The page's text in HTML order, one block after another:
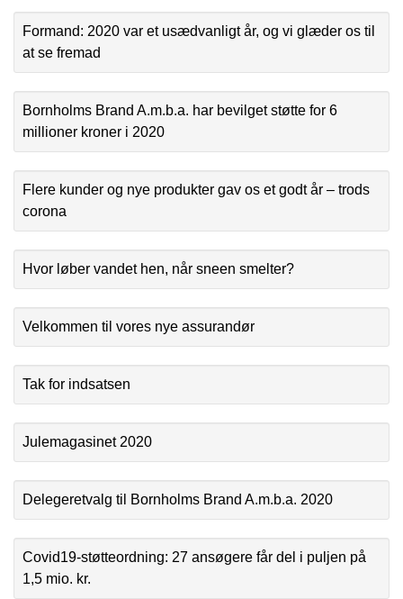
Formand: 2020 var et usædvanligt år, og vi glæder os til
at se fremad
Bornholms Brand A.m.b.a. har bevilget støtte for 6
millioner kroner i 2020
Flere kunder og nye produkter gav os et godt år – trods
corona
Hvor løber vandet hen, når sneen smelter?
Velkommen til vores nye assurandør
Tak for indsatsen
Julemagasinet 2020
Delegeretvalg til Bornholms Brand A.m.b.a. 2020
Covid19-støtteordning: 27 ansøgere får del i puljen på
1,5 mio. kr.